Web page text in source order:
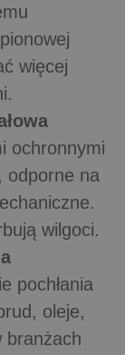
więcej
ochronnymi
odporne na
wilgoci.
pochłania
oleje,
branżach